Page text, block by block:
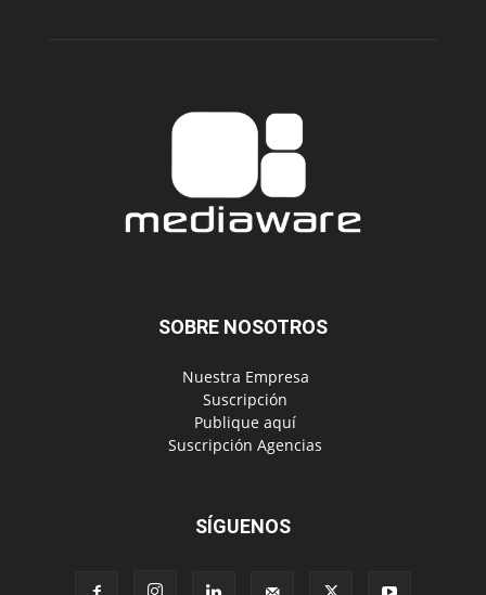
SOBRE NOSOTROS
‎ Nuestra Empresa
‎ Suscripción
‎ Publique aquí
‎ Suscripción Agencias
SÍGUENOS